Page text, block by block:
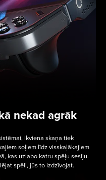
nekad agrāk
ikviena skaņa tiek
soļiem līdz visskaļākajiem
kas uzlabo katru spēļu sesiju.
spēli, jūs to izdzīvojat.